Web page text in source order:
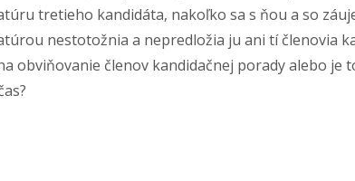
tretieho kandidáta, nakoľko sa s ňou a so
nestotožnia a nepredložia ju ani tí členovia
obviňovanie členov kandidačnej porady alebo